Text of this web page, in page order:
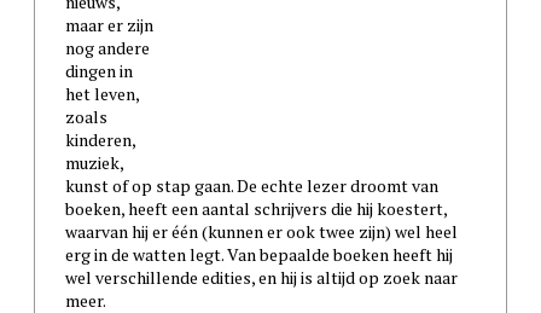
maar er zijn
nog andere
dingen in
het leven,
zoals
kinderen,
muziek,
kunst of op stap gaan. De echte lezer droomt van
boeken, heeft een aantal schrijvers die hij koestert,
waarvan hij er één (kunnen er ook twee zijn) wel heel
erg in de watten legt. Van bepaalde boeken heeft hij
wel verschillende edities, en hij is altijd op zoek naar
meer.